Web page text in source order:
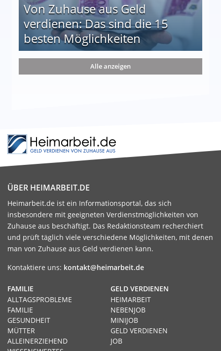
Von Zuhause aus Geld
verdienen: Das sind die 15
besten Möglichkeiten
die 15 besten Möglichkeiten
Alle anzeigen
ÜBER HEIMARBEIT.DE
Heimarbeit.de ist ein Informationsportal, das sich
insbesondere mit geeigneten Verdienstmöglichkeiten von
Zuhause aus beschäftigt. Das Redaktionsteam recherchiert
und prüft täglich viele verschiedene Möglichkeiten, mit denen
man von Zuhause aus Geld verdienen kann.
Kontaktiere uns: kontakt@heimarbeit.de
GELD VERDIENEN
HEIMARBEIT
NEBENJOB
MINIJOB
GELD VERDIENEN
JOB
FAMILIE
ALLTAGSPROBLEME
FAMILIE
GESUNDHEIT
MÜTTER
ALLEINERZIEHEND